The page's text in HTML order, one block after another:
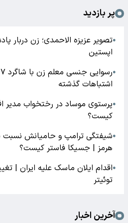
پر بازدید
●تصویر عزیزه الاحمدی؛ زن دربار
اپستین
●
اشتباهات گذشته
●پرستوی موساد در رختخواب مدیر
کیست؟
●شیفتگی ترامپ و حامیانش نسبت
هرمز | جسیکا فاستر کیست؟
●اقدام ایلان ماسک علیه ایران |
توئیتر
آخرین اخبار